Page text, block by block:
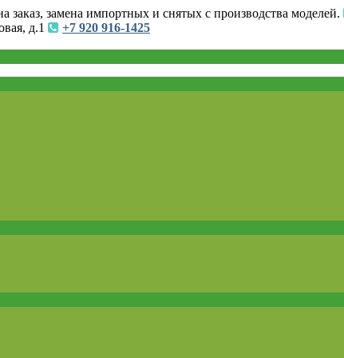
заказ, замена импортных и снятых с производства моделей.
д.1
+7 920 916-1425